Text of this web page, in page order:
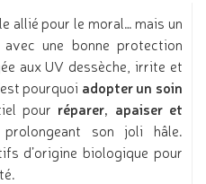
allié pour le moral… mais un
une bonne protection
aux UV dessèche, irrite et
pourquoi adopter un soin
pour réparer, apaiser et
son joli hâle.
d’origine biologique pour